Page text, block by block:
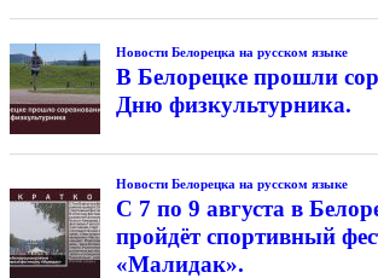
Новости Белорецка на русском языке
В Белорецке прошли
Дню физкультурника.
Новости Белорецка на русском языке
С 7 по 9 августа в
пройдёт спортивный
«Малидак».